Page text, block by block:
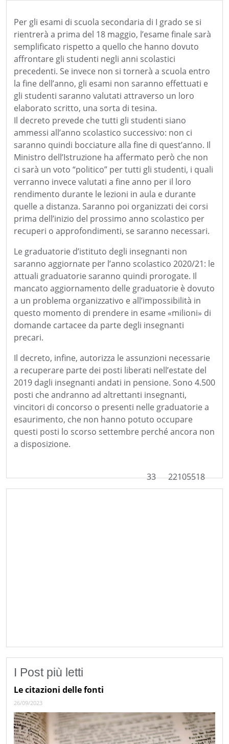
Per gli esami di scuola secondaria di I grado se si
rientrerà a prima del 18 maggio, l’esame finale sarà
semplificato rispetto a quello che hanno dovuto
affrontare gli studenti negli anni scolastici
precedenti. Se invece non si tornerà a scuola entro
la fine dell’anno, gli esami non saranno effettuati e
gli studenti saranno valutati attraverso un loro
elaborato scritto, una sorta di tesina.
Il decreto prevede che tutti gli studenti siano
ammessi all’anno scolastico successivo: non ci
saranno quindi bocciature alla fine di quest’anno. Il
Ministro dell’Istruzione ha affermato però che non
ci sarà un voto “politico” per tutti gli studenti, i quali
verranno invece valutati a fine anno per il loro
rendimento durante le lezioni in aula e durante
quelle a distanza. Saranno poi organizzati dei corsi
prima dell’inizio del prossimo anno scolastico per
recuperi o approfondimenti, se saranno necessari.
Le graduatorie d’istituto degli insegnanti non
saranno aggiornate per l’anno scolastico 2020/21: le
attuali graduatorie saranno quindi prorogate. Il
mancato aggiornamento delle graduatorie è dovuto
a un problema organizzativo e all’impossibilità in
questo momento di prendere in esame «milioni» di
domande cartacee da parte degli insegnanti
precari.
Il decreto, infine, autorizza le assunzioni necessarie
a recuperare parte dei posti liberati nell’estate del
2019 dagli insegnanti andati in pensione. Sono 4.500
posti che andranno ad altrettanti insegnanti,
vincitori di concorso o presenti nelle graduatorie a
esaurimento, che non hanno potuto occupare
questi posti lo scorso settembre perché ancora non
a disposizione.
22105518
33
I Post più letti
Le citazioni delle fonti
26/09/2023